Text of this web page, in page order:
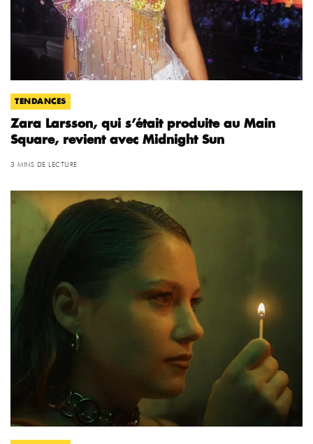
TENDANCES
Zara Larsson, qui s’était produite au Main
Square, revient avec Midnight Sun
3 MINS DE LECTURE